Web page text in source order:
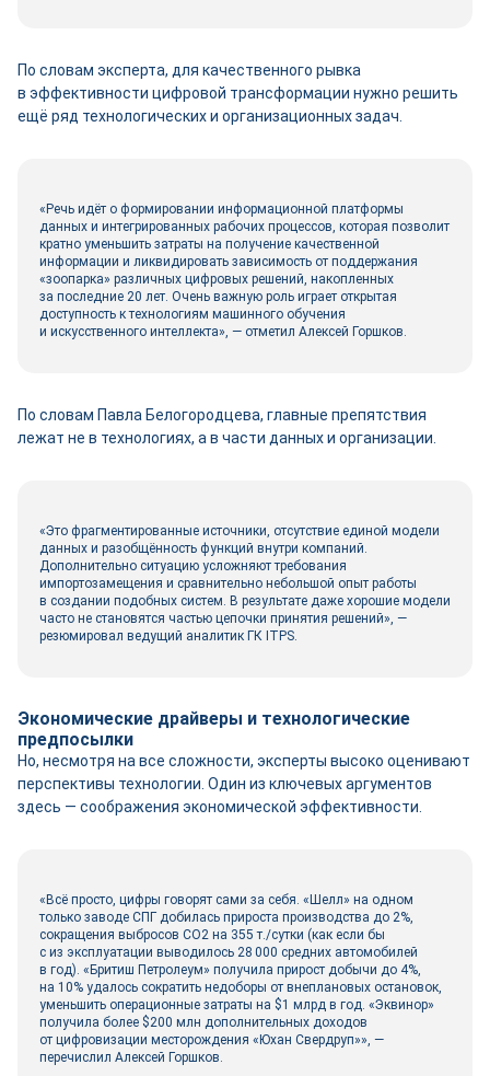
По словам эксперта, для качественного рывка
в эффективности цифровой трансформации нужно решить
ещё ряд технологических и организационных задач.
«Речь идёт о формировании информационной платформы
данных и интегрированных рабочих процессов, которая позволит
кратно уменьшить затраты на получение качественной
информации и ликвидировать зависимость от поддержания
«зоопарка» различных цифровых решений, накопленных
за последние 20 лет. Очень важную роль играет открытая
доступность к технологиям машинного обучения
и искусственного интеллекта», ― отметил Алексей Горшков.
По словам Павла Белогородцева, главные препятствия
лежат не в технологиях, а в части данных и организации.
«Это фрагментированные источники, отсутствие единой модели
данных и разобщённость функций внутри компаний.
Дополнительно ситуацию усложняют требования
импортозамещения и сравнительно небольшой опыт работы
в создании подобных систем. В результате даже хорошие модели
часто не становятся частью цепочки принятия решений», ―
резюмировал ведущий аналитик ГК ITPS.
Экономические драйверы и технологические
предпосылки
Но, несмотря на все сложности, эксперты высоко оценивают
перспективы технологии. Один из ключевых аргументов
здесь ― соображения экономической эффективности.
«Всё просто, цифры говорят сами за себя. «Шелл» на одном
только заводе СПГ добилась прироста производства до 2%,
сокращения выбросов СО2 на 355 т./сутки (как если бы
с из эксплуатации выводилось 28 000 средних автомобилей
в год). «Бритиш Петролеум» получила прирост добычи до 4%,
на 10% удалось сократить недоборы от внеплановых остановок,
уменьшить операционные затраты на $1 млрд в год. «Эквинор»
получила более $200 млн дополнительных доходов
от цифровизации месторождения «Юхан Свердруп»», ―
перечислил Алексей Горшков.